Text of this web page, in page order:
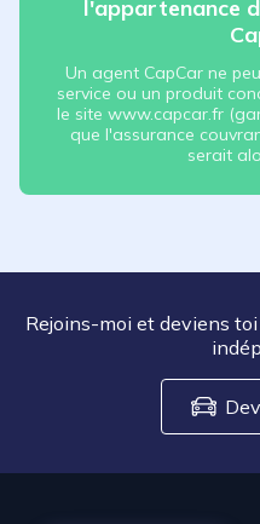
l'appartenance
Un agent CapCar ne
service ou un produit
le site www.capcar.fr
que l'assurance
serait
Rejoins-moi et deviens